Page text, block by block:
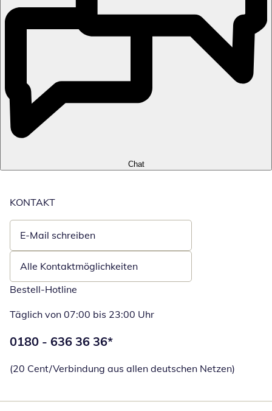
Chat
KONTAKT
E-Mail schreiben
Öffnet E-Mail-Client
Alle Kontaktmöglichkeiten
Bestell-Hotline
Täglich von 07:00 bis 23:00 Uhr
Telefonnummer:
0180 - 636 36 36*
(20 Cent/Verbindung aus allen deutschen Netzen)